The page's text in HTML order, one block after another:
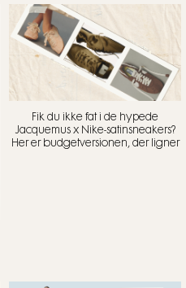
Fik du ikke fat i de hypede
Jacquemus x Nike-satinsneakers?
Her er budgetversionen, der ligner